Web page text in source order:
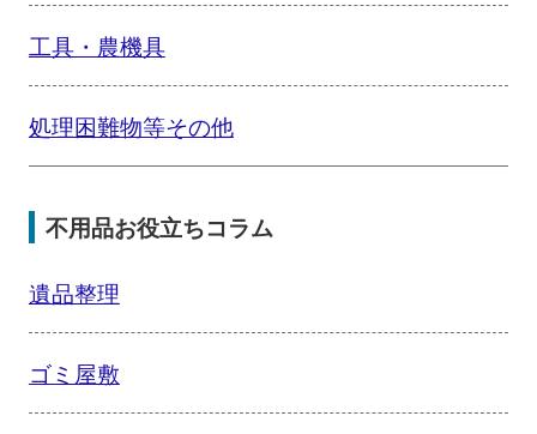
工具・農機具
処理困難物等その他
不用品お役立ちコラム
遺品整理
ゴミ屋敷